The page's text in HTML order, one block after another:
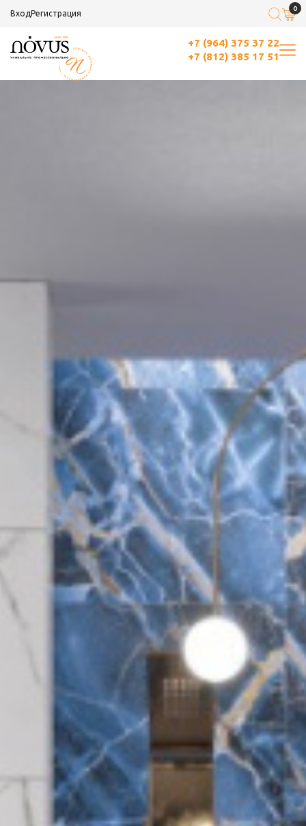
ВходРегистрация
0
+7 (964) 375 37 22
+7 (812) 385 17 51